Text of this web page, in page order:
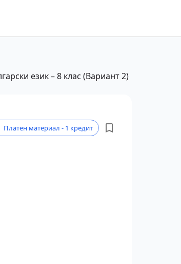
език – 8 клас (Вариант 2)
Платен материал - 1 кредит